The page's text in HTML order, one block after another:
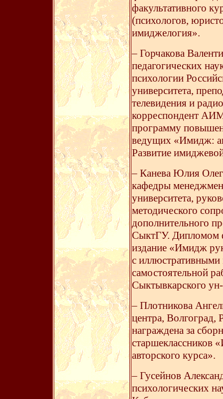
факультативного
(психологов,
имиджелогия».
– Горчакова
педагогических
психологии
университета,
телевидения и
корреспондент
программу
ведущих «Имидж:
Развитие
– Канева Юлия
кафедры
университета,
методического
дополнительного
СыктГУ. Дипломом
издание «Имидж
с иллюстративными
самостоятельной
Сыктывкарского
– Плотникова
центра, Волгоград,
награждена за
старшеклассников
авторского курса».
– Гусейнов
психологических